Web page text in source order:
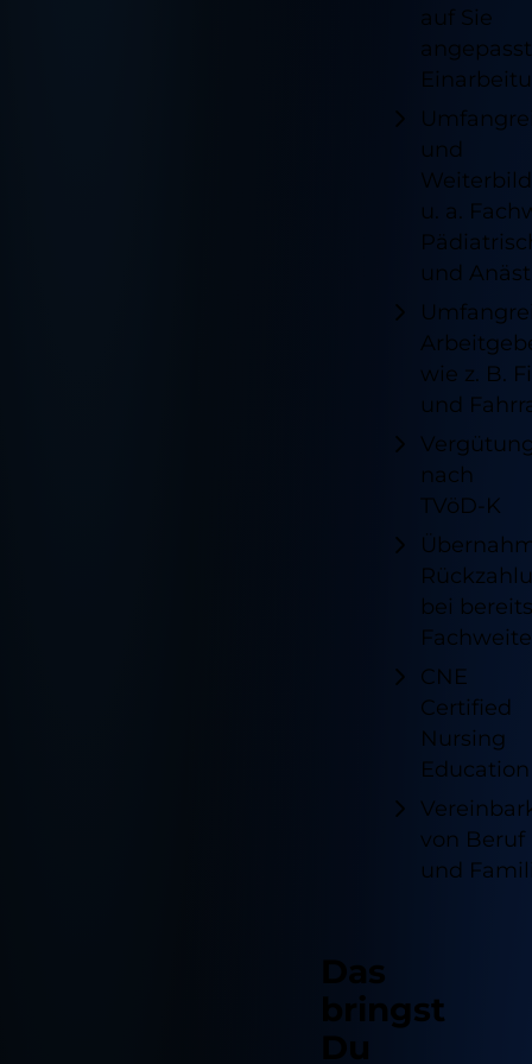
auf Sie
und
u. a.
und
wie z. B.
und
nach
TVöD-K
bei
CNE
Certified
Nursing
Education
von Beruf
und
Das
bringst
Du